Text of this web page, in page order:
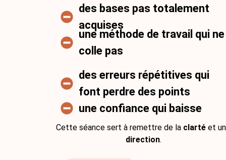
des bases pas totalement
acquises
une méthode de travail qui ne
colle pas
des erreurs répétitives qui
font perdre des points
une confiance qui baisse
Cette séance sert à remettre de la clarté et
direction.